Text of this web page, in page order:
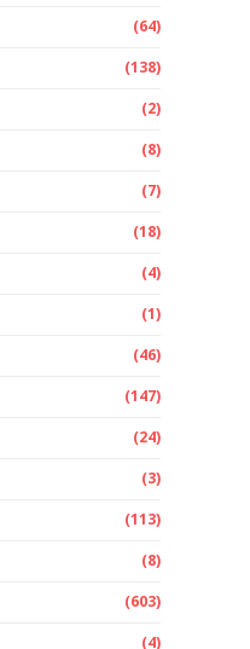
(64)
(138)
(2)
(8)
(7)
(18)
(4)
(1)
(46)
(147)
(24)
(3)
(113)
(8)
(603)
(4)